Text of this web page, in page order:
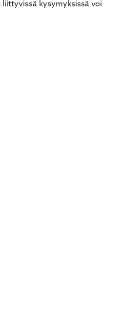
kysymyksissä voi